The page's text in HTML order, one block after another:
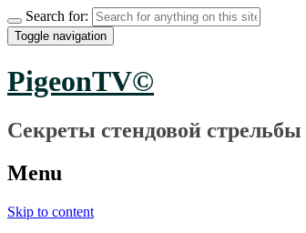
Search for:
Toggle navigation
PigeonTV©
Секреты стендовой стрельбы
Menu
Skip to content